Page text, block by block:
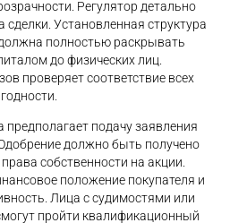
Регулятор детально
сделки. Установленная структура
полностью раскрывать
до физических лиц.
проверяет соответствие всех
подачу заявления
должно быть получено
собственности на акции.
положение покупателя и
Лица с судимостями или
пройти квалификационный